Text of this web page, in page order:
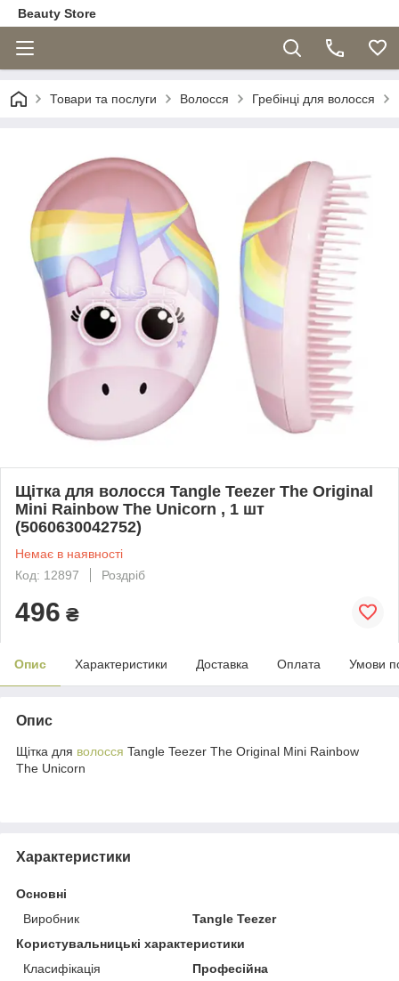
Beauty Store
Товари та послуги Волосся Гребінці для волосся
Щітка для волосся Tangle Teezer The Original
Mini Rainbow The Unicorn , 1 шт
(5060630042752)
Немає в наявності
Код: 12897
Роздріб
496 ₴
Опис Характеристики Доставка Оплата Умови
Опис
Щітка для волосся Tangle Teezer The Original Mini Rainbow
The Unicorn
Характеристики
Основні
Виробник
Tangle Teezer
Користувальницькі характеристики
Класифікація
Професійна